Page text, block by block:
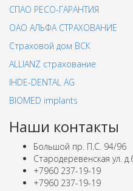
СПАО РЕСО-ГАРАНТИЯ
ОАО АЛЬФА СТРАХОВАНИЕ
Страховой дом ВСК
ALLIANZ страхование
IHDE-DENTAL AG
BIOMED implants
Наши контакты
Большой пр. П.С. 94/96
Стародеревенская ул.
+7960 237-19-19
+7960 237-19-19